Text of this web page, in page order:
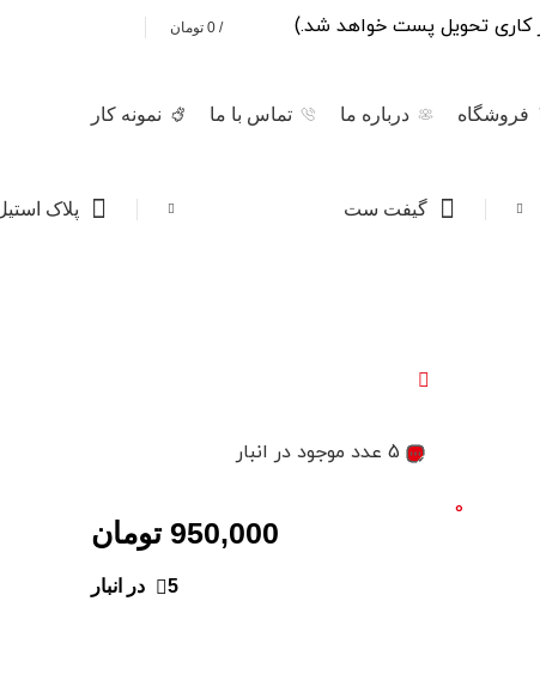
/
0 تومان
فروشگاه درباره ما تماس با ما نمونه کار
گیفت ست پلاک
0
5 عدد موجود در انبار
950,000 تومان
5 در انبار